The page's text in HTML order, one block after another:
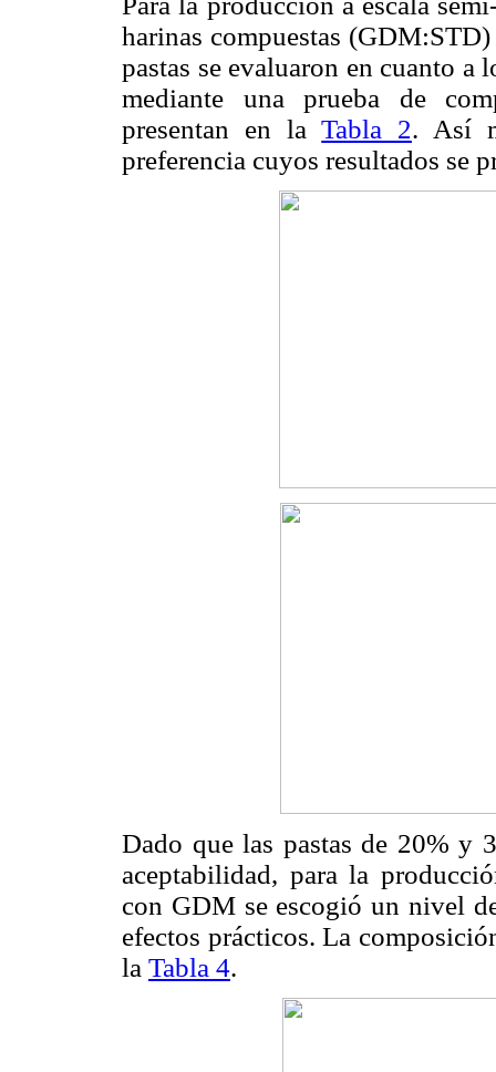
harinas compuestas
pastas se evaluaron en cuanto a
mediante una prueba de
presentan en laTabla 2. Así
preferencia cuyos resultados se
Dado que las pastas de 20% y
aceptabilidad, para la
con GDM se escogió un nivel
efectos prácticos. La
la Tabla 4.